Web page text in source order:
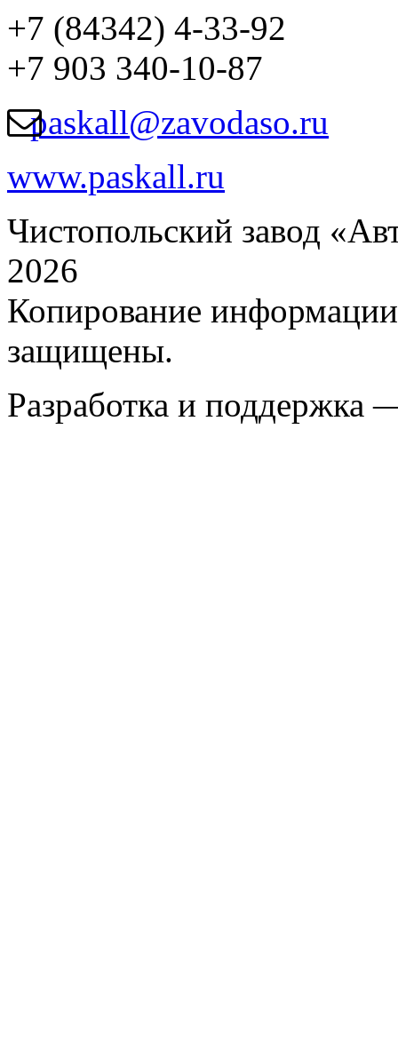
+7 (84342) 4-33-92
+7 903 340-10-87
paskall@zavodaso.ru
www.paskall.ru
Чистопольский завод
2026
Копирование
защищены.
Разработка и поддержка